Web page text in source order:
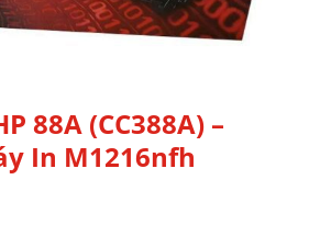
88A (CC388A) –
In M1216nfh